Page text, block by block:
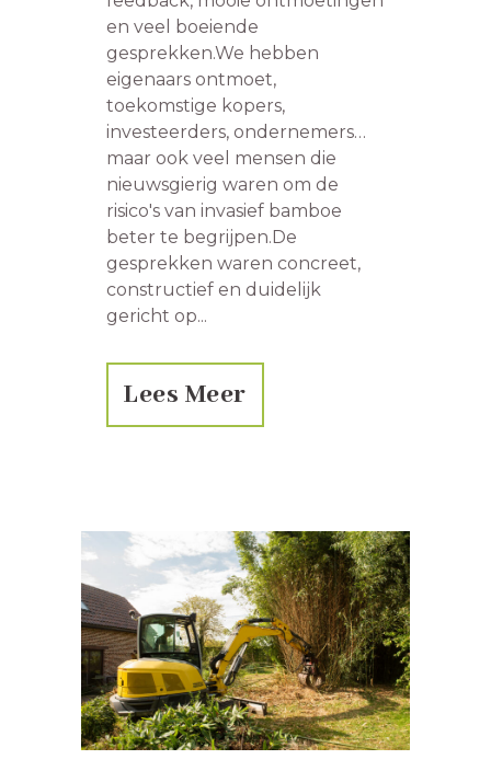
en veel boeiende
gesprekken.We hebben
eigenaars ontmoet,
toekomstige kopers,
investeerders, ondernemers…
maar ook veel mensen die
nieuwsgierig waren om de
risico's van invasief bamboe
beter te begrijpen.De
gesprekken waren concreet,
constructief en duidelijk
gericht op...
Lees Meer